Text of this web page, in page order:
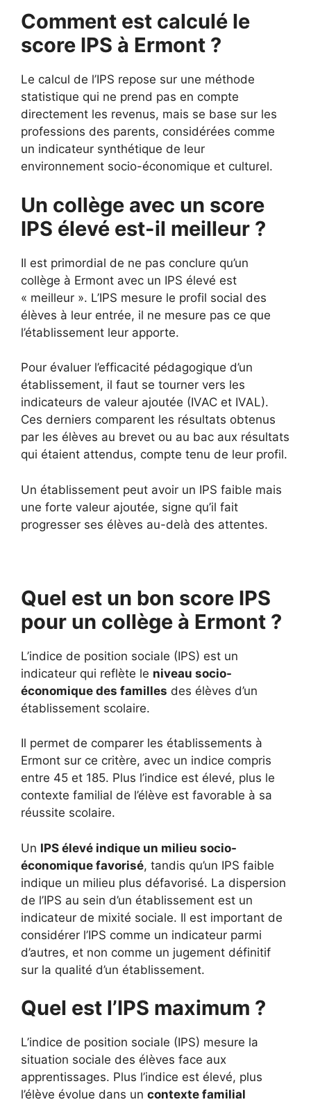
Comment est calculé le
score IPS à Ermont ?
Le calcul de l’IPS repose sur une méthode
statistique qui ne prend pas en compte
directement les revenus, mais se base sur les
professions des parents, considérées comme
un indicateur synthétique de leur
environnement socio-économique et culturel.
Un collège avec un score
IPS élevé est-il meilleur ?
Il est primordial de ne pas conclure qu’un
collège à Ermont avec un IPS élevé est
« meilleur ». L’IPS mesure le profil social des
élèves à leur entrée, il ne mesure pas ce que
l’établissement leur apporte.
Pour évaluer l’efficacité pédagogique d’un
établissement, il faut se tourner vers les
indicateurs de valeur ajoutée (IVAC et IVAL).
Ces derniers comparent les résultats obtenus
par les élèves au brevet ou au bac aux résultats
qui étaient attendus, compte tenu de leur profil.
Un établissement peut avoir un IPS faible mais
une forte valeur ajoutée, signe qu’il fait
progresser ses élèves au-delà des attentes.
Quel est un bon score IPS
pour un collège à Ermont ?
L’indice de position sociale (IPS) est un
indicateur qui reflète le niveau socio-
économique des familles des élèves d’un
établissement scolaire.
Il permet de comparer les établissements à
Ermont sur ce critère, avec un indice compris
entre 45 et 185. Plus l’indice est élevé, plus le
contexte familial de l’élève est favorable à sa
réussite scolaire.
Un IPS élevé indique un milieu socio-
économique favorisé, tandis qu’un IPS faible
indique un milieu plus défavorisé. La dispersion
de l’IPS au sein d’un établissement est un
indicateur de mixité sociale. Il est important de
considérer l’IPS comme un indicateur parmi
d’autres, et non comme un jugement définitif
sur la qualité d’un établissement.
Quel est l’IPS maximum ?
L’indice de position sociale (IPS) mesure la
situation sociale des élèves face aux
apprentissages. Plus l’indice est élevé, plus
l’élève évolue dans un contexte familial